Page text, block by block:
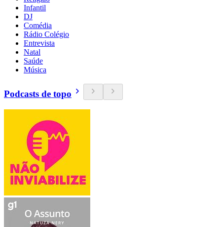
Infantil
DJ
Comédia
Rádio Colégio
Entrevista
Natal
Saúde
Música
Podcasts de topo